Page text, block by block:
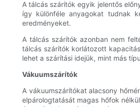
A tálcás szárítók egyik jelentős
így különféle anyagokat tudnak
eredményeket.
A tálcás szárítók azonban nem
tálcás szárítók korlátozott
lehet a szárítási idejük, mint más
Vákuumszárítók
A vákuumszárítókat alacsony
elpárologtatását magas hőfok